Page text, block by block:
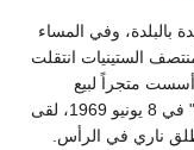
بالبلدة، وفي المساء
الستينيات انتقلت
متجراً لبيع
." في 8 يونيو 1969، لقى
ناري في الرأس.